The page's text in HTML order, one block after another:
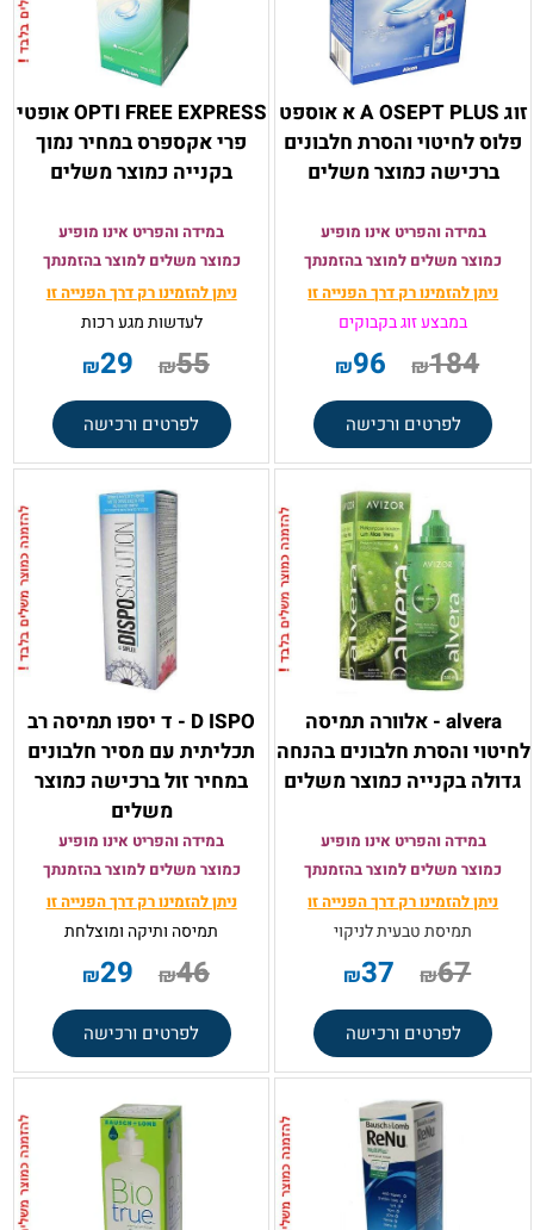
זוג A OSEPT PLUS א אוספט
פלוס לחיטוי והסרת חלבונים
ברכישה כמוצר משלים
במידה והפריט אינו מופיע
כמוצר משלים למוצר בהזמנתך
ניתן להזמינו רק דרך הפנייה זו
במבצע זוג בקבוקים
₪184
₪96
לפרטים ורכישה
OPTI FREE EXPRESS אופטי
פרי אקספרס במחיר נמוך
בקנייה כמוצר משלים
במידה והפריט אינו מופיע
כמוצר משלים למוצר בהזמנתך
ניתן להזמינו רק דרך הפנייה זו
לעדשות מגע רכות
₪55
₪29
לפרטים ורכישה
alvera - אלוורה תמיסה
לחיטוי והסרת חלבונים בהנחה
גדולה בקנייה כמוצר משלים
במידה והפריט אינו מופיע
כמוצר משלים למוצר בהזמנתך
ניתן להזמינו רק דרך הפנייה זו
תמיסת טבעית לניקוי
₪67
₪37
לפרטים ורכישה
D ISPO - ד יספו תמיסה רב
תכליתית עם מסיר חלבונים
במחיר זול ברכישה כמוצר
משלים
במידה והפריט אינו מופיע
כמוצר משלים למוצר בהזמנתך
ניתן להזמינו רק דרך הפנייה זו
תמיסה ותיקה ומוצלחת
₪46
₪29
לפרטים ורכישה